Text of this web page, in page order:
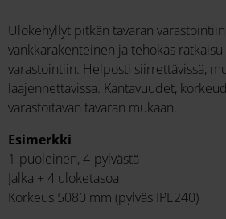
Ulokehyllyt pitkän tavaran
vankkarakenteinen ja tehokas
varastointiin. Helposti siirrettävissä,
laajennettavissa. Kantavuudet,
varastoitavan tavaran mukaan.
Esimerkki
1-puoleinen, 4-pylvästä
Jalka + 4 uloketasoa
Korkeus 5080 mm (pylväs IPE240)